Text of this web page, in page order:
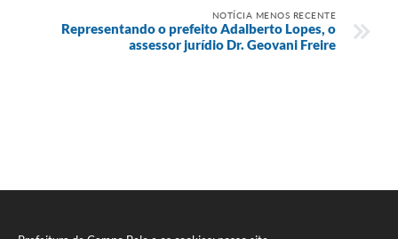
NOTÍCIA MENOS RECENTE
Representando o prefeito Adalberto Lopes, o
assessor jurídio Dr. Geovani Freire